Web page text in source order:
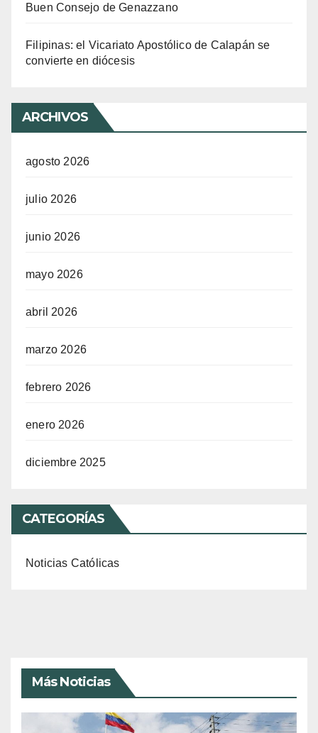
Buen Consejo de Genazzano
Filipinas: el Vicariato Apostólico de Calapán se
convierte en diócesis
ARCHIVOS
agosto 2026
julio 2026
junio 2026
mayo 2026
abril 2026
marzo 2026
febrero 2026
enero 2026
diciembre 2025
CATEGORÍAS
Noticias Católicas
Más Noticias